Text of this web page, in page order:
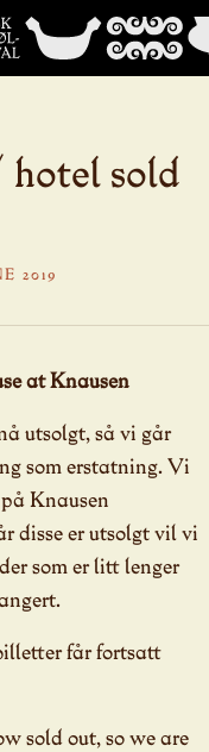
sold
2019
at Knausen
utsolgt, så vi går
som erstatning. Vi
Knausen
disse er utsolgt vil vi
som er litt lenger
får fortsatt
sold out, so we are